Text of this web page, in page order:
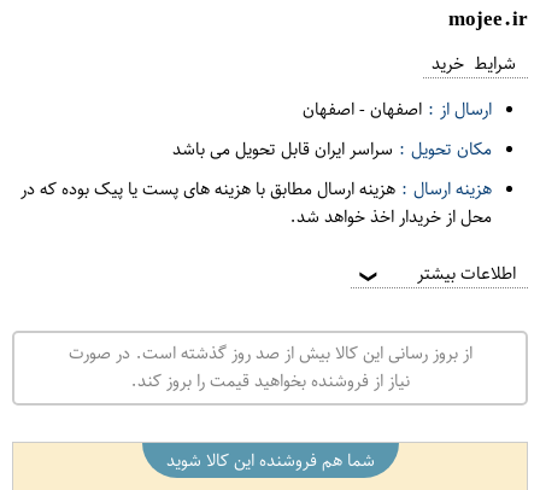
mojee.ir
شرایط خرید
ارسال از : اصفهان-اصفهان
مکان تحویل : سراسر ایران قابل تحویل می باشد
هزینه ارسال : هزینه ارسال مطابق با هزینه های پست یا پیک بوده که در
محل از خریدار اخذ خواهد شد.
اطلاعات بیشتر ❯
از بروز رسانی این کالا بیش از صد روز گذشته است. در صورت
نیاز از فروشنده بخواهید قیمت را بروز کند.
شما هم فروشنده این کالا شوید